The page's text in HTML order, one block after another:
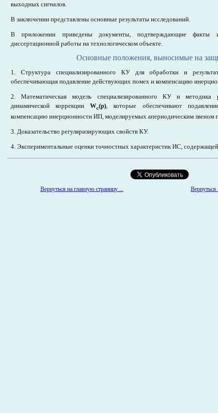
выходных сигналов.
В заключении представлены основные результаты исследований.
В приложении приведены документы, подтверждающие факты
диссертационной работы на технологическом объекте.
Основные положения, выносимые на
1. Структура специализированного КУ для обработки и
обеспечивающая подавление действующих помех и компенсацию
2. Математическая модель специализированного КУ и методика
динамической коррекцииWc(p), которые обеспечивают
компенсацию инерционности ИП, моделируемых апериодическим звеном
3. Доказательство регуляризирующих свойств КУ.
4. Экспериментальные оценки точностных характеристик ИС,
Вернуться на главную страницу ... Вернуться